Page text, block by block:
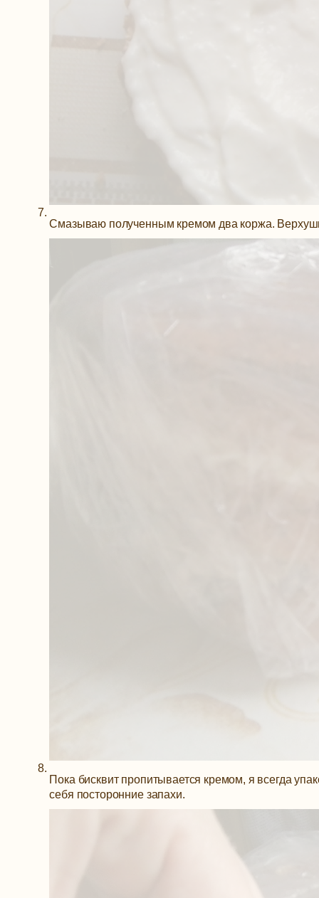
Смазываю полученным кремом два коржа.
Пока бисквит пропитывается кремом, я всегда
себя посторонние запахи.